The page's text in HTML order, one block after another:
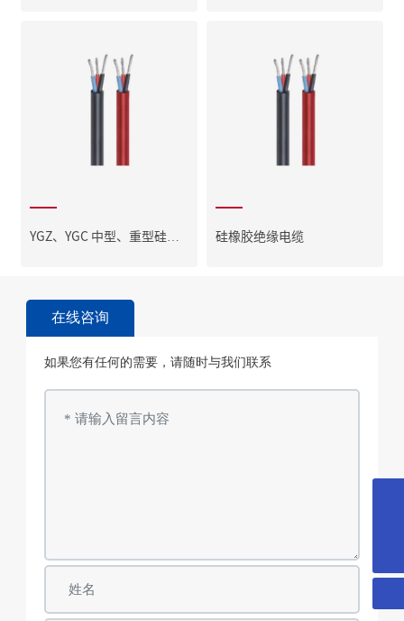
YGZ、YGC 中型、重型硅橡
硅橡胶绝缘电缆
在线咨询
如果您有任何的需要，请随时与我们联系